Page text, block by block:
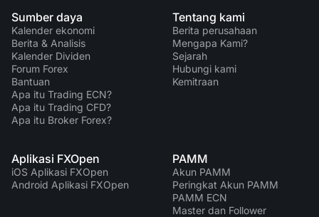
Sumber daya
Kalender ekonomi
Berita & Analisis
Kalender Dividen
Forum Forex
Bantuan
Apa itu Trading ECN?
Apa itu Trading CFD?
Apa itu Broker Forex?
Tentang kami
Berita perusahaan
Mengapa Kami?
Sejarah
Hubungi kami
Kemitraan
Aplikasi FXOpen
iOS Aplikasi FXOpen
Android Aplikasi FXOpen
PAMM
Akun PAMM
Peringkat Akun PAMM
PAMM ECN
Master dan Follower